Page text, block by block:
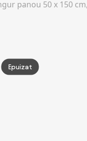
Epuizat